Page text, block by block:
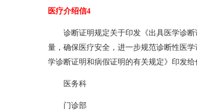
医疗介绍信4
诊断证明规定关于印发《出具医学诊
量，确保医疗安全，进一步规范诊断性医
学诊断证明和病假证明的有关规定》印发
医务科
门诊部